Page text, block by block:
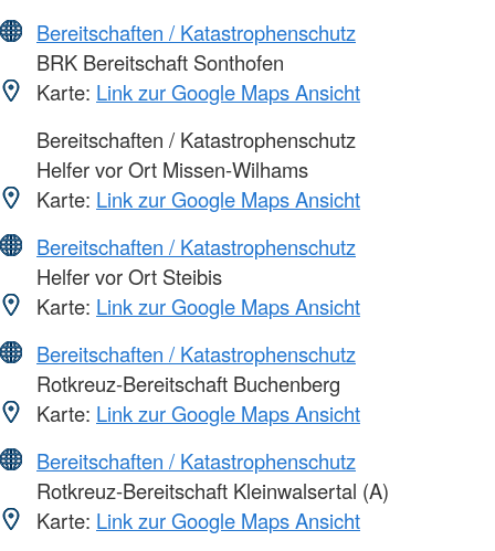
Bereitschaften / Katastrophenschutz
BRK Bereitschaft Sonthofen
Karte: Link zur Google Maps Ansicht
Bereitschaften / Katastrophenschutz
Helfer vor Ort Missen-Wilhams
Karte: Link zur Google Maps Ansicht
Bereitschaften / Katastrophenschutz
Helfer vor Ort Steibis
Karte: Link zur Google Maps Ansicht
Bereitschaften / Katastrophenschutz
Rotkreuz-Bereitschaft Buchenberg
Karte: Link zur Google Maps Ansicht
Bereitschaften / Katastrophenschutz
Rotkreuz-Bereitschaft Kleinwalsertal (A)
Karte: Link zur Google Maps Ansicht